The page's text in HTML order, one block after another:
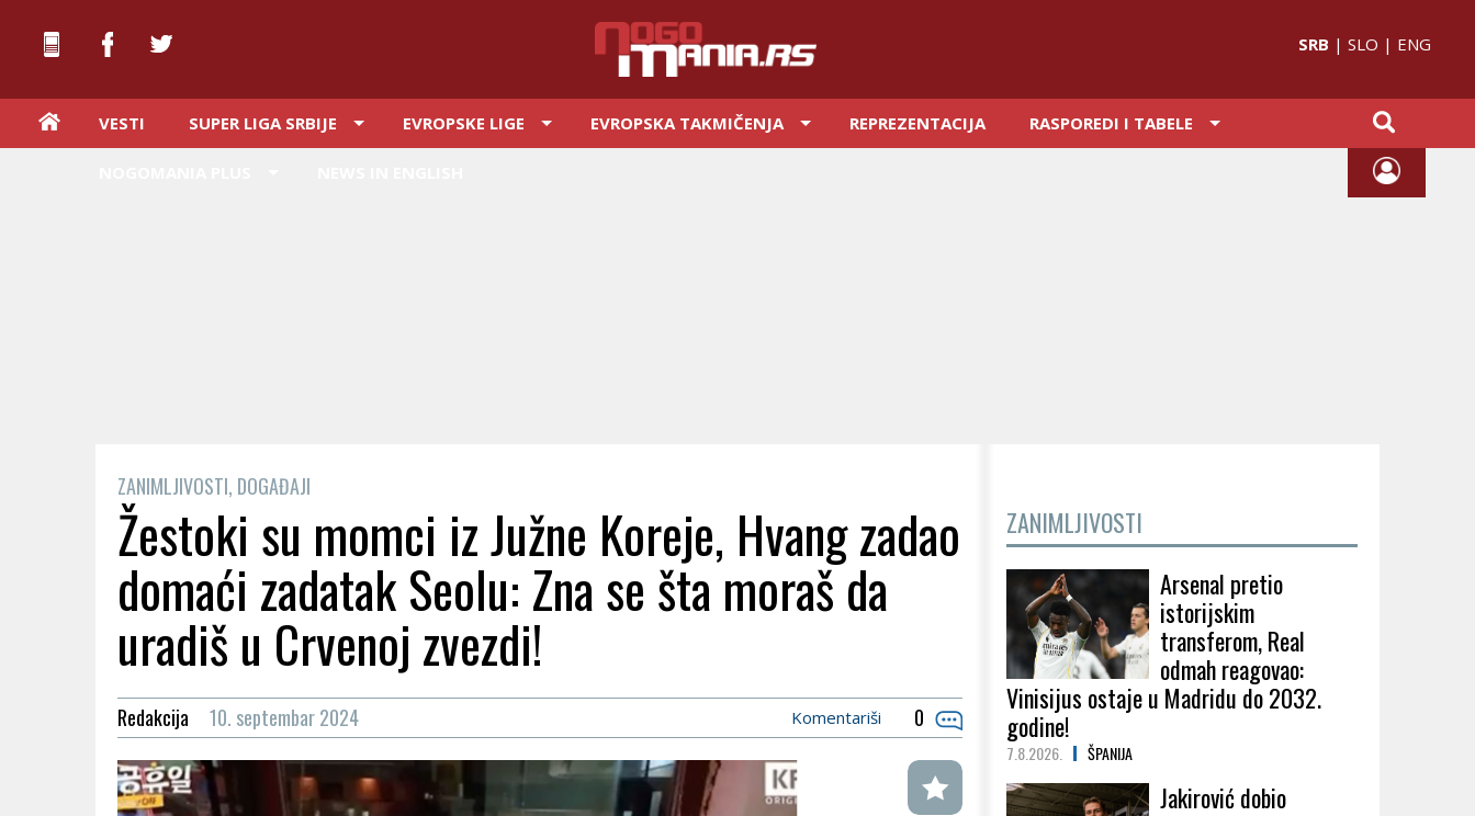
SRB | SLO | ENG
VESTI SUPER LIGA SRBIJE EVROPSKE LIGE EVROPSKA TAKMIČENJA REPREZENTACIJA RASPOREDI I TABELE
ZANIMLJIVOSTI, DOGAĐAJI
Žestoki su momci iz Južne Koreje, Hvang zadao
domaći zadatak Seolu: Zna se šta moraš da
uradiš u Crvenoj zvezdi!
Redakcija 10. septembar 2024 0
Komentariši
ZANIMLJIVOSTI
Arsenal pretio
istorijskim
transferom, Real
odmah reagovao:
Vinisijus ostaje u Madridu do 2032.
godine!
7.8.2026. ŠPANIJA
Jakirović dobio